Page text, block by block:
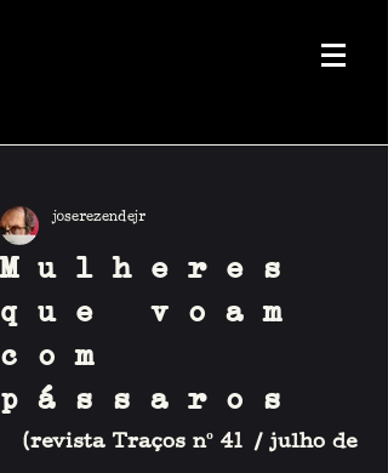
Mulheres
que voam
com
pássaros
joserezendejr
(revista Traços nº 41 / julho de